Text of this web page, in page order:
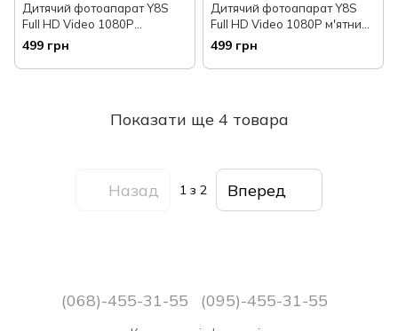
Дитячий фотоапарат Y8S
Full HD Video 1080P
рожевий + фронтальна
камера
499 грн
Дитячий фотоапарат Y8S
Full HD Video 1080P м'ятний+
фронтальна камера
499 грн
Показати ще 4 товара
Назад 1 з 2 Вперед
(068)-455-31-55 (095)-455-31-55